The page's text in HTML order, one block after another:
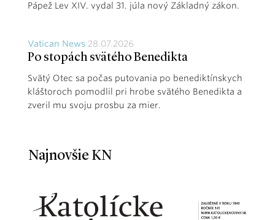
Pápež Lev XIV. vydal 31. júla nový Základný zákon.
Vatican News 28.07.2026
Po stopách svätého Benedikta
Svätý Otec sa počas putovania po benediktínskych
kláštoroch pomodlil pri hrobe svätého Benedikta a
zveril mu svoju prosbu za mier.
Najnovšie KN